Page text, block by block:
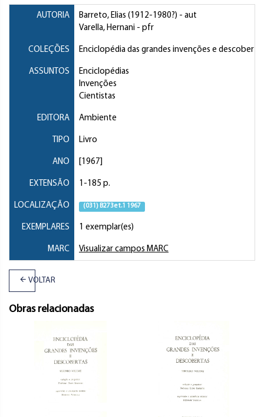
AUTORIA Barreto, Elias (1912-1980?) - aut
Varella, Hernani - pfr
COLEÇÕES Enciclopédia das grandes invenções e
ASSUNTOS
Enciclopédias
Invenções
Cientistas
EDITORA Ambiente
TIPO Livro
ANO [1967]
EXTENSÃO 1-185 p.
LOCALIZAÇÃO (031) B273e t.1 1967
EXEMPLARES 1 exemplar(es)
MARC Visualizar campos MARC
VOLTAR
Obras relacionadas